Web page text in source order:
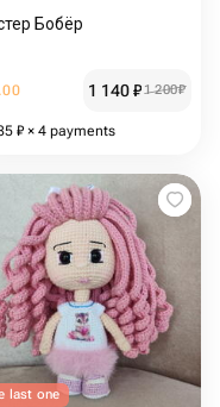
Бобёр
1 140₽1 200₽
₽ × 4 payments
last one